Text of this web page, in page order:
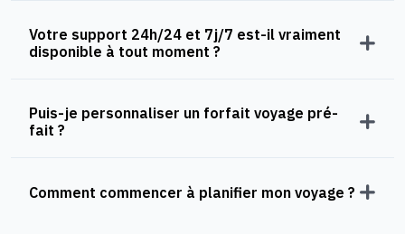
Votre support 24h/24 et 7j/7 est-il vraiment
disponible à tout moment ?
Puis-je personnaliser un forfait voyage pré-
fait ?
Comment commencer à planifier mon voyage ?